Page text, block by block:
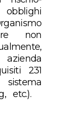
non
231
etc.).